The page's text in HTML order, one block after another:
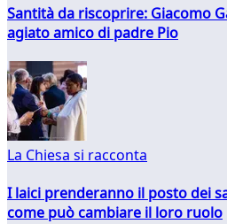
Santità da riscoprire: Giacomo
agiato amico di padre Pio
La Chiesa si racconta
I laici prenderanno il posto dei
come può cambiare il loro ruolo